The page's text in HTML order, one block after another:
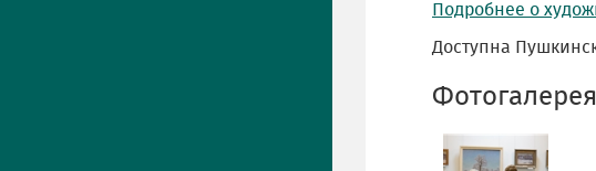
Подробнее о
Доступна
Фотогалерея